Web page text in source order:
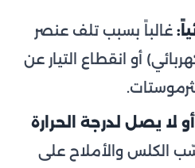
غالباً بسبب تلف عنصر
أو انقطاع التيار عن
لا يصل لدرجة الحرارة
الكلس والأملاح على